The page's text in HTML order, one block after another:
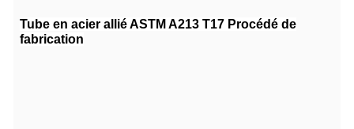
Tube en acier allié ASTM A213 T17 Procédé de
fabrication